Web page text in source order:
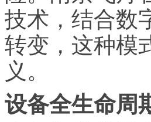
技术，结合数
转变，这种模
义。
设备全生命周